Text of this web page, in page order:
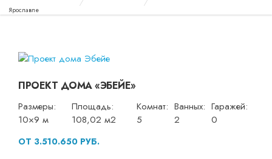
Ярославле
ПРОЕКТ ДОМА «ЭБЕЙЕ»
Размеры:
10×9 м
Площадь:
108,02 м2
Комнат:
5
Ванных:
2
Гаражей:
0
ОТ 3.510.650 РУБ.